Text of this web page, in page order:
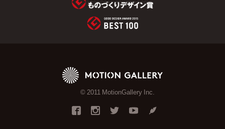
© 2011 MotionGallery Inc.